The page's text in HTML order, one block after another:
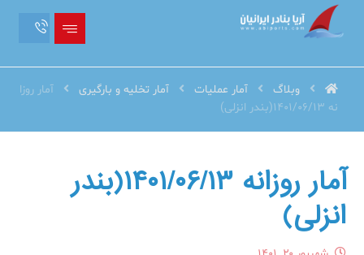
وبلاگ آمار عملیات آمار تخلیه و بارگیری
آمار روزا
نه 1401/06/13(بندر انزلی)
آمار روزانه ۱۴۰۱/۰۶/۱۳(بندر
انزلی)